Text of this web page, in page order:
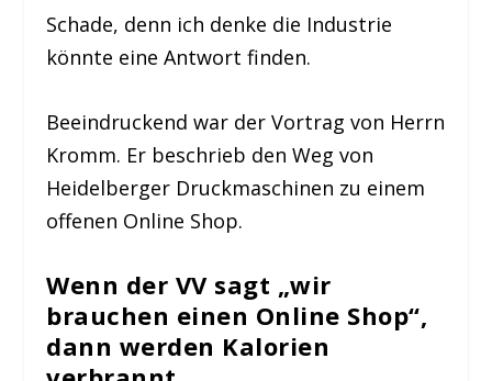
Schade, denn ich denke die Industrie
könnte eine Antwort finden.
Beeindruckend war der Vortrag von Herrn
Kromm. Er beschrieb den Weg von
Heidelberger Druckmaschinen zu einem
offenen Online Shop.
Wenn der VV sagt „wir
brauchen einen Online Shop“,
dann werden Kalorien